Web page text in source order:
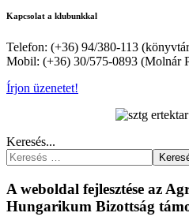
Kapcsolat a klubunkkal
Telefon: (+36) 94/380-113
Mobil: (+36) 30/575-0893 (Molnár
Írjon üzenetet!
Keresés...
A weboldal fejlesztése az
Hungarikum Bizottság